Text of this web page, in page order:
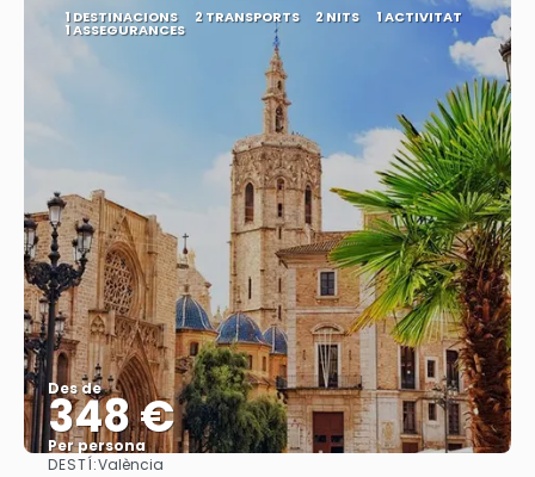
1 DESTINACIONS 2 TRANSPORTS 2 NITS 1 ACTIVITAT
1 ASSEGURANCES
Des de
348 €
Per persona
DESTÍ:València